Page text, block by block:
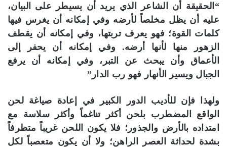
“الحقيقة أن الشاعر الذي يريد أن يسيطر على البيان،
عليه أن يظل مخلصاً لأرضه وفي إمكانه أن يغرس فيها
كلمات القوة؛ فهو يعرف تربتها، وفي إمكانه أن يقطف
الزهور منها لأنها أرضه. وفي إمكانه أن يحفر إلى
الأعماق وأن يبحث عن التبر، وفي إمكانه أن يرفع
الجبال ويسير الأنهار فهو رب الدار”
ولهذا فإن للأديب الدور الكبير في إعادة صياغة لحن
الواقع المضطرب بلحن أكثر تناغماً وأكثر سلاسة مع
امتداده بالأرض والجذور؛ فلا يكون اللحن غريباً متطرفاً
بشدة لحداثة العصر الراهن؛ ولا أن يكون متعصباً لكل